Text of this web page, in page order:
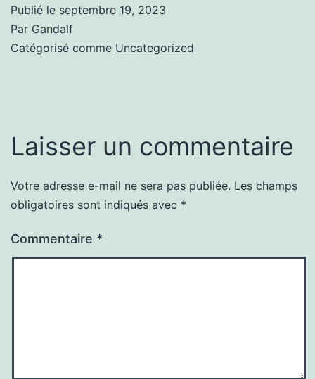
Publié le septembre 19, 2023
Par Gandalf
Catégorisé comme Uncategorized
Laisser un commentaire
Votre adresse e-mail ne sera pas publiée. Les champs
obligatoires sont indiqués avec *
Commentaire *